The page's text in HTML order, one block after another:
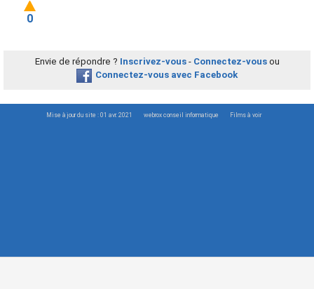
0
Envie de répondre ? Inscrivez-vous- Connectez-vousou
Connectez-vous avec Facebook
Mise à jour du site : 01 avr. 2021 webrox conseil informatique Films à voir